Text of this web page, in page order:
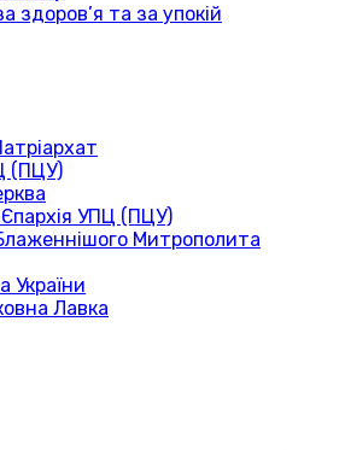
здоров’я та за упокій
(ПЦУ)
Єпархія УПЦ (ПЦУ)
Митрополита
України
Лавка